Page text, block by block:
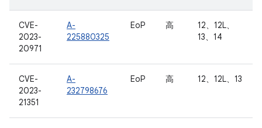
CVE-
2023-
20971
A-
225880325
EoP 高
12、12L、
13、14
CVE-
2023-
21351
A-
232798676
EoP 高 12、12L、13